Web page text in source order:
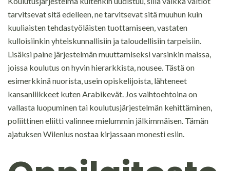
tarvitsevat sitä edelleen, ne tarvitsevat sitä muuhun kuin
kuuliaisten tehdastyöläisten tuottamiseen, vastaten
kulloisiinkin yhteiskunnallisiin ja taloudellisiin tarpeisiin.
Lisäksi paine järjestelmän muuttamiseksi varsinkin maissa,
joissa koulutus on hyvin hierarkkista, nousee. Tästä on
esimerkkinä nuorista, usein opiskelijoista, lähteneet
kansanliikkeet kuten Arabikevät. Jos vaihtoehtoina on
vallasta luopuminen tai koulutusjärjestelmän kehittäminen,
poliittinen eliitti valinnee mielummin jälkimmäisen. Tämän
ajatuksen Wilenius nostaa kirjassaan monesti esiin.